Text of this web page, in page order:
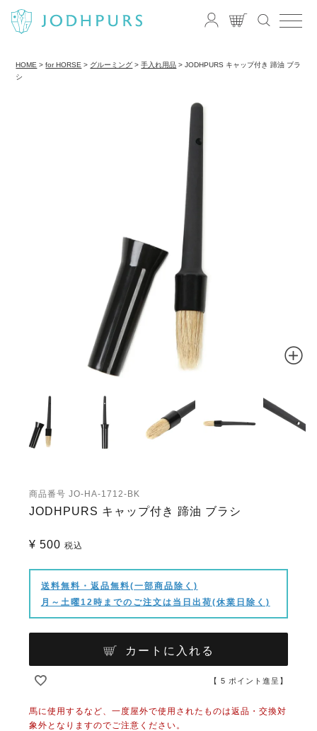
HOME for HORSE グルーミング 手入れ用品
JODHPURS キャップ付き 蹄油 ブラ
シ
商品番号 JO-HA-1712-BK
JODHPURS キャップ付き 蹄油 ブラシ
¥ 500 税込
送料無料・返品無料(一部商品除く)
月～土曜12時までのご注文は当日出荷(休業日除く)
カートに入れる
【 5 ポイント進呈】
馬に使用するなど、一度屋外で使用されたものは返品・交換対
象外となりますのでご注意ください。